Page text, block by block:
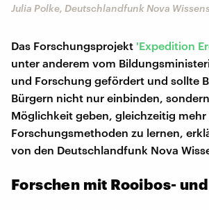
Julia Polke, Deutschlandfunk Nova
Das Forschungsprojekt 'Expedition
unter anderem vom
und Forschung gefördert und sollte
Bürgern nicht nur einbinden,
Möglichkeit geben, gleichzeitig mehr
Forschungsmethoden zu lernen,
von den Deutschlandfunk Nova
Forschen mit Rooibos-